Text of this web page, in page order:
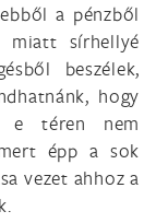
a pénzből
miatt sírhellyé
beszélek,
hogy
e téren nem
épp a sok
vezet ahhoz a